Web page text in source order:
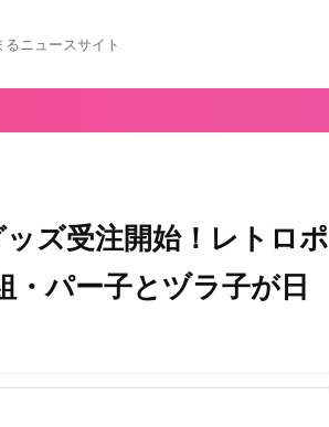
ニュースサイト
ズ受注開始！レトロポ
・パー子とヅラ子が日